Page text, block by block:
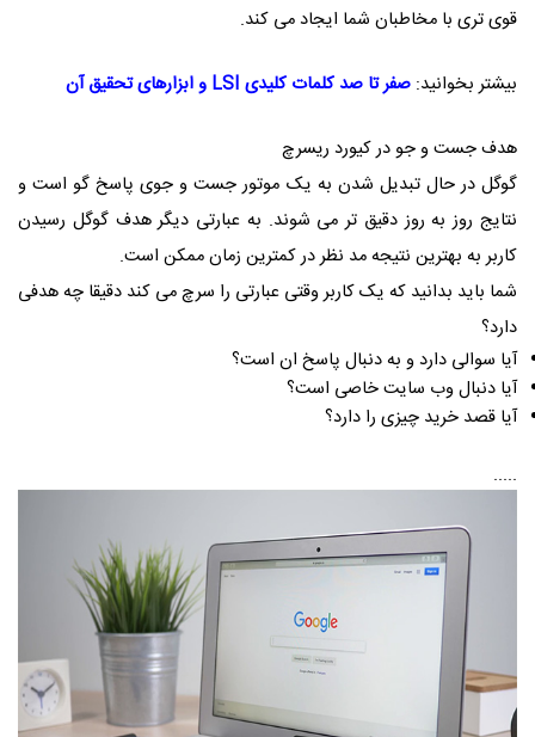
قوی تری با مخاطبان شما ایجاد می کند.
بیشتر بخوانید: صفر تا صد کلمات کلیدی LSI و ابزارهای تحقیق آن
هدف جست و جو در کیورد ریسرچ
گوگل در حال تبدیل شدن به یک موتور جست و جوی پاسخ گو است و
نتایج روز به روز دقیق تر می شوند. به عبارتی دیگر هدف گوگل رسیدن
کاربر به بهترین نتیجه مد نظر در کمترین زمان ممکن است.
شما باید بدانید که یک کاربر وقتی عبارتی را سرچ می کند دقیقا چه هدفی
دارد؟
آیا سوالی دارد و به دنبال پاسخ ان است؟
آیا دنبال وب سایت خاصی است؟
آیا قصد خرید چیزی را دارد؟
.....